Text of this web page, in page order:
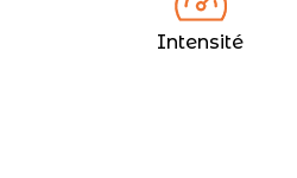
Intensité